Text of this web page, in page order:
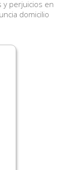
perjuicios en
domicilio